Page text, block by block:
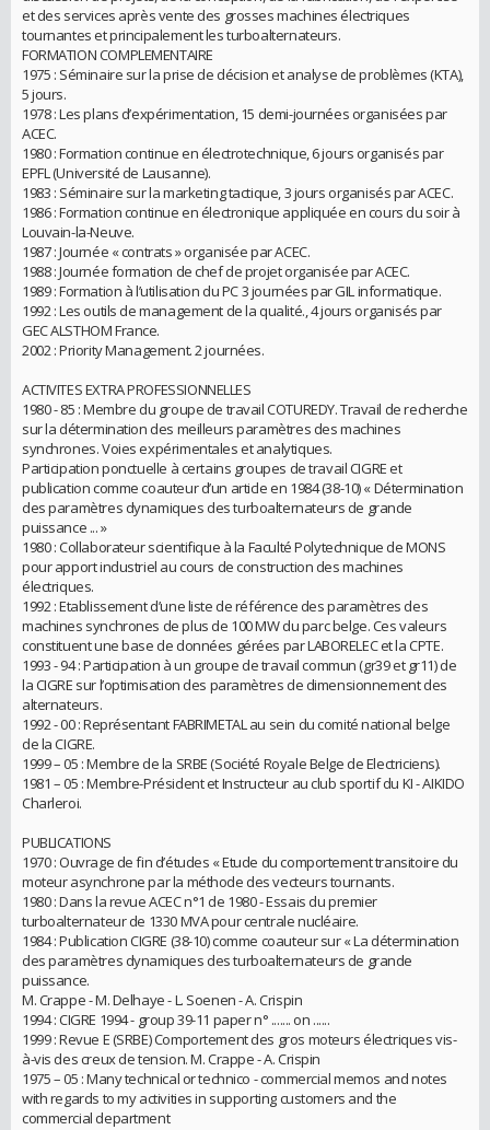
et des services après vente des grosses machines électriques
tournantes et principalement les turboalternateurs.
FORMATION COMPLEMENTAIRE
1975 : Séminaire sur la prise de décision et analyse de problèmes (KTA),
5 jours.
1978 : Les plans d’expérimentation, 15 demi-journées organisées par
ACEC.
1980 : Formation continue en électrotechnique, 6 jours organisés par
EPFL (Université de Lausanne).
1983 : Séminaire sur la marketing tactique, 3 jours organisés par ACEC.
1986 : Formation continue en électronique appliquée en cours du soir à
Louvain-la-Neuve.
1987 : Journée « contrats » organisée par ACEC.
1988 : Journée formation de chef de projet organisée par ACEC.
1989 : Formation à l’utilisation du PC 3 journées par GIL informatique.
1992 : Les outils de management de la qualité., 4 jours organisés par
GEC ALSTHOM France.
2002 : Priority Management. 2 journées.
ACTIVITES EXTRA PROFESSIONNELLES
1980 - 85 : Membre du groupe de travail COTUREDY. Travail de recherche
sur la détermination des meilleurs paramètres des machines
synchrones. Voies expérimentales et analytiques.
Participation ponctuelle à certains groupes de travail CIGRE et
publication comme coauteur d’un article en 1984 (38-10) « Détermination
des paramètres dynamiques des turboalternateurs de grande
puissance ... »
1980 : Collaborateur scientifique à la Faculté Polytechnique de MONS
pour apport industriel au cours de construction des machines
électriques.
1992 : Etablissement d’une liste de référence des paramètres des
machines synchrones de plus de 100 MW du parc belge. Ces valeurs
constituent une base de données gérées par LABORELEC et la CPTE.
1993 - 94 : Participation à un groupe de travail commun (gr39 et gr11) de
la CIGRE sur l’optimisation des paramètres de dimensionnement des
alternateurs.
1992 - 00 : Représentant FABRIMETAL au sein du comité national belge
de la CIGRE.
1999 – 05 : Membre de la SRBE (Société Royale Belge de Electriciens).
1981 – 05 : Membre-Président et Instructeur au club sportif du KI - AIKIDO
Charleroi.
PUBLICATIONS
1970 : Ouvrage de fin d’études « Etude du comportement transitoire du
moteur asynchrone par la méthode des vecteurs tournants.
1980 : Dans la revue ACEC n°1 de 1980 - Essais du premier
turboalternateur de 1330 MVA pour centrale nucléaire.
1984 : Publication CIGRE (38-10) comme coauteur sur « La détermination
des paramètres dynamiques des turboalternateurs de grande
puissance.
M. Crappe - M. Delhaye - L. Soenen - A. Crispin
1994 : CIGRE 1994 - group 39-11 paper n° ....... on ......
1999 : Revue E (SRBE) Comportement des gros moteurs électriques vis-
à-vis des creux de tension. M. Crappe - A. Crispin
1975 – 05 : Many technical or technico - commercial memos and notes
with regards to my activities in supporting customers and the
commercial department